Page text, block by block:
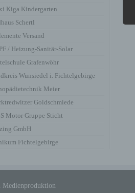
Kiga Kindergarten
Schertl
Versand
/ Heizung-Sanitär-Solar
Grafenwöhr
Wunsiedel i. Fichtelgebirge
Meier
Goldschmiede
Motor Gruppe Sticht
GmbH
Fichtelgebirge
Medienproduktion